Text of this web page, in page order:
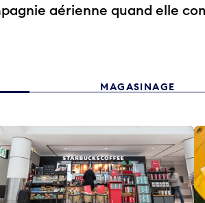
aérienne quand elle
MAGASINAGE